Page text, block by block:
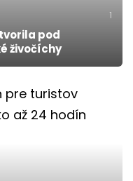
1
pod
živočíchy